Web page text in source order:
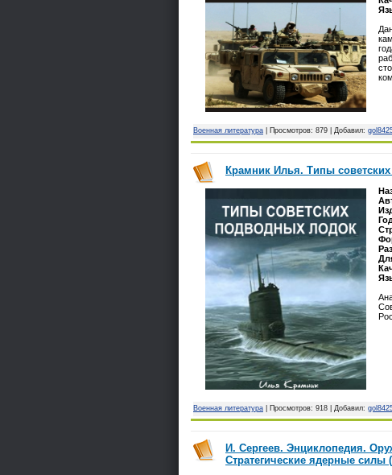
Военная литература | Просмотров: 879 | Добавил:
Крамник Илья. Типы
Военная литература | Просмотров: 918 | Добавил:
И. Сергеев. Энциклопедия.
Стратегические ядерные силы